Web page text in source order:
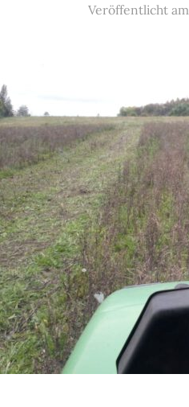
Veröffentlicht am